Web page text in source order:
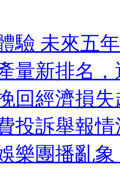
驗 未來五
量新排名
回經濟損
投訴舉報
樂團播亂